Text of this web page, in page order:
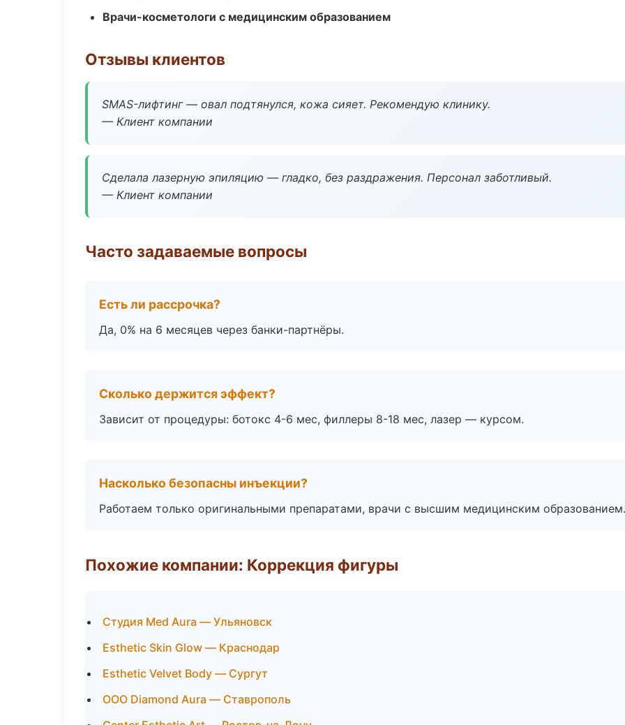
Врачи-косметологи с медицинским образованием
Отзывы клиентов
SMAS-лифтинг — овал подтянулся, кожа сияет. Рекомендую клинику.
— Клиент компании
Сделала лазерную эпиляцию — гладко, без раздражения. Персонал заботливый.
— Клиент компании
Часто задаваемые вопросы
Есть ли рассрочка?
Да, 0% на 6 месяцев через банки-партнёры.
Сколько держится эффект?
Зависит от процедуры: ботокс 4-6 мес, филлеры 8-18 мес, лазер — курсом.
Насколько безопасны инъекции?
Работаем только оригинальными препаратами, врачи с высшим медицинским образованием.
Похожие компании: Коррекция фигуры
Студия Med Aura — Ульяновск
Esthetic Skin Glow — Краснодар
Esthetic Velvet Body — Сургут
ООО Diamond Aura — Ставрополь